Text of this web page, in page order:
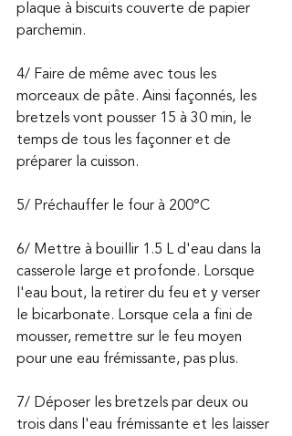
plaque à biscuits couverte de papier
parchemin.
4/ Faire de même avec tous les
morceaux de pâte. Ainsi façonnés, les
bretzels vont pousser 15 à 30 min, le
temps de tous les façonner et de
préparer la cuisson.
5/ Préchauffer le four à 200°C
6/ Mettre à bouillir 1.5 L d'eau dans la
casserole large et profonde. Lorsque
l'eau bout, la retirer du feu et y verser
le bicarbonate. Lorsque cela a fini de
mousser, remettre sur le feu moyen
pour une eau frémissante, pas plus.
7/ Déposer les bretzels par deux ou
trois dans l'eau frémissante et les laisser